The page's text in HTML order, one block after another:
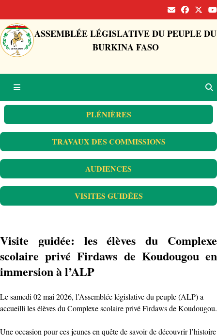
ASSEMBLÉE LÉGISLATIVE DU PEUPLE DU
BURKINA FASO
PLÉNIÈRES
TRAVAUX DES COMMISSIONS
AUDIENCES
VISITES GUIDÉES
Visite guidée: les élèves du Complexe
scolaire privé Firdaws de Koudougou en
immersion à l’ALP
Le samedi 02 mai 2026, l’Assemblée législative du peuple (ALP) a
accueilli les élèves du Complexe scolaire privé Firdaws de Koudougou.
Une occasion pour ces jeunes en quête de savoir de découvrir l’histoire